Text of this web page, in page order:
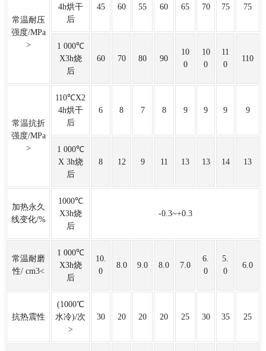
常温耐压
强度/MPa
>
4h烘干
后
45 60 55 60 65 70 75 75
1 000℃
X3h烧
后
60 70 80 90
10
0
10
0
11
0
110
常温抗折
强度/MPa
>
110℃X2
4h烘干
后
6 8 7 8 9 9 9 9
1 000℃
X 3h烧
后
8 12 9 11 13 13 14 13
加热永久
线变化/%
1000℃
X3h烧
后
-0.3~+0.3
常温耐磨
性/ cm3<
1 000℃
X3h烧
后
10.
0
8.0 9.0 8.0 7.0
6.
0
5.
0
6.0
抗热震性
(1000℃
水冷)/次
>
30 20 20 20 25 30 35 25